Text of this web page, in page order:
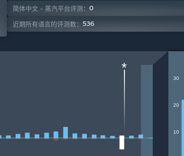
简体中文 - 蒸汽平台评测： 0
近期所有语言的评测数： 536
*
10
20
30